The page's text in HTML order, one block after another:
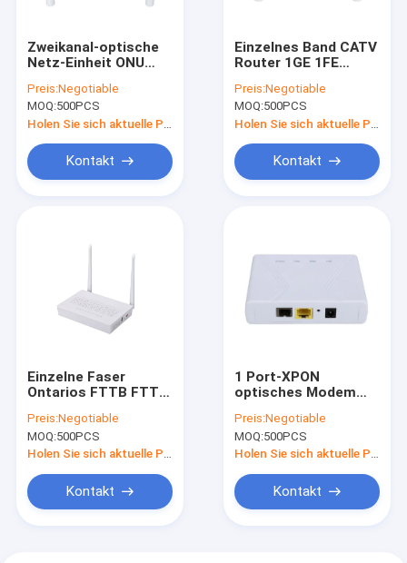
Zweikanal-optische
Netz-Einheit ONU
2POTS + 2.4G UND 5G
WIFI
Preis:Negotiable
MOQ:500PCS
Kontakt
Einzelnes Band CATV
Router 1GE 1FE
XPON ONU WIFI
Ontario-Modem
Preis:Negotiable
MOQ:500PCS
Kontakt
Einzelne Faser
Ontarios FTTB FTTH
Modem-1GE 3FE Catv
Wifi Epon
Preis:Negotiable
MOQ:500PCS
Holen Sie sich aktuelle Preis
Kontakt
1 Port-XPON
optisches Modem
ONU aus optischen
Fasern für FTTH
Preis:Negotiable
MOQ:500PCS
Holen Sie sich aktuelle Preis
Kontakt